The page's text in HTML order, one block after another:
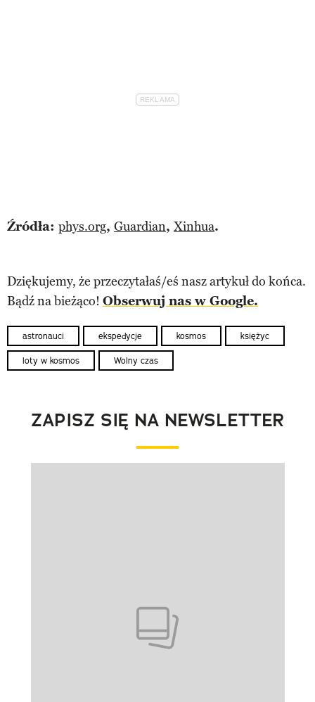
Źródła: phys.org, Guardian, Xinhua.
Dziękujemy, że przeczytałaś/eś nasz artykuł do końca.
Bądź na bieżąco! Obserwuj nas w Google.
astronauci ekspedycje kosmos księżyc
loty w kosmos Wolny czas
ZAPISZ SIĘ NA NEWSLETTER